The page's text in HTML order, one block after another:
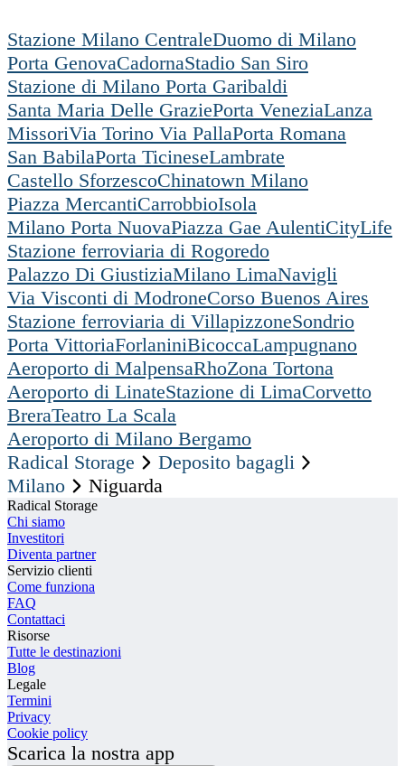
Stazione Milano CentraleDuomo di Milano
Porta GenovaCadornaStadio San Siro
Stazione di Milano Porta Garibaldi
Santa Maria Delle GraziePorta VeneziaLanza
MissoriVia Torino Via PallaPorta Romana
San BabilaPorta TicineseLambrate
Castello SforzescoChinatown Milano
Piazza MercantiCarrobbioIsola
Milano Porta NuovaPiazza Gae AulentiCityLife
Stazione ferroviaria di Rogoredo
Palazzo Di GiustiziaMilano LimaNavigli
Via Visconti di ModroneCorso Buenos Aires
Stazione ferroviaria di VillapizzoneSondrio
Porta VittoriaForlaniniBicoccaLampugnano
Aeroporto di MalpensaRhoZona Tortona
Aeroporto di LinateStazione di LimaCorvetto
BreraTeatro La Scala
Aeroporto di Milano Bergamo
Radical Storage
Deposito bagagli
Milano
Niguarda
Radical Storage
Chi siamo
Investitori
Diventa partner
Servizio clienti
Come funziona
FAQ
Contattaci
Risorse
Tutte le destinazioni
Blog
Legale
Termini
Privacy
Cookie policy
Scarica la nostra app